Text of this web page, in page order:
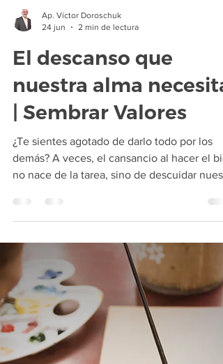
Ap. Víctor Doroschuk
24 jun
2 min de lectura
El descanso que
nuestra alma necesita
| Sembrar Valores
¿Te sientes agotado de darlo todo por los
demás? A veces, el cansancio al hacer el
no nace de la tarea, sino de descuidar
mensaje de Sembrar Valores, descubriremos
por qué es vital nutrir tu espíritu diariamente
antes de intentar sostener a otros. Si estás
cargado, es momento de frenar, aprender de
la humildad de Jesús y hallar el verdadero
descanso que tu interior necesita.
¡Acompáñanos a renovar tus fuerzas hoy!